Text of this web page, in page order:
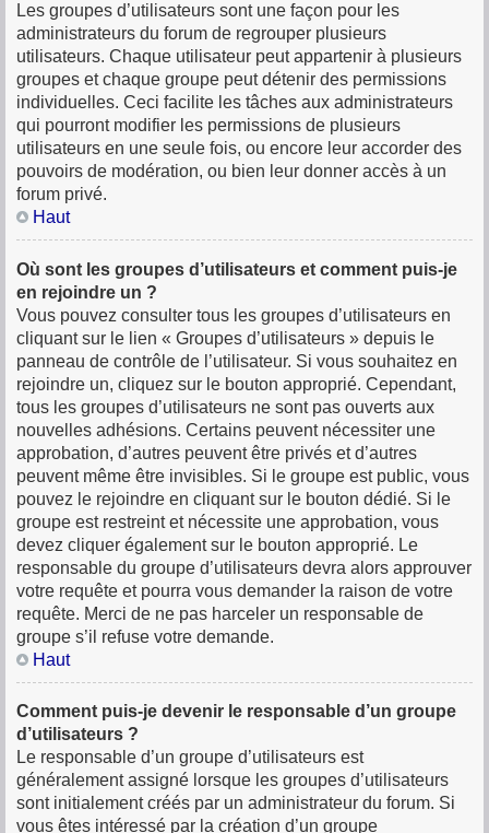
Les groupes d’utilisateurs sont une façon pour les
administrateurs du forum de regrouper plusieurs
utilisateurs. Chaque utilisateur peut appartenir à plusieurs
groupes et chaque groupe peut détenir des permissions
individuelles. Ceci facilite les tâches aux administrateurs
qui pourront modifier les permissions de plusieurs
utilisateurs en une seule fois, ou encore leur accorder des
pouvoirs de modération, ou bien leur donner accès à un
forum privé.
Haut
Où sont les groupes d’utilisateurs et comment puis-je
en rejoindre un ?
Vous pouvez consulter tous les groupes d’utilisateurs en
cliquant sur le lien « Groupes d’utilisateurs » depuis le
panneau de contrôle de l’utilisateur. Si vous souhaitez en
rejoindre un, cliquez sur le bouton approprié. Cependant,
tous les groupes d’utilisateurs ne sont pas ouverts aux
nouvelles adhésions. Certains peuvent nécessiter une
approbation, d’autres peuvent être privés et d’autres
peuvent même être invisibles. Si le groupe est public, vous
pouvez le rejoindre en cliquant sur le bouton dédié. Si le
groupe est restreint et nécessite une approbation, vous
devez cliquer également sur le bouton approprié. Le
responsable du groupe d’utilisateurs devra alors approuver
votre requête et pourra vous demander la raison de votre
requête. Merci de ne pas harceler un responsable de
groupe s’il refuse votre demande.
Haut
Comment puis-je devenir le responsable d’un groupe
d’utilisateurs ?
Le responsable d’un groupe d’utilisateurs est
généralement assigné lorsque les groupes d’utilisateurs
sont initialement créés par un administrateur du forum. Si
vous êtes intéressé par la création d’un groupe